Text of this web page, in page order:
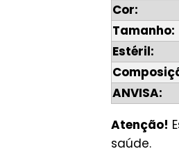
Cor:
Tamanho:
Estéril:
ANVISA:
Atenção!
saúde.